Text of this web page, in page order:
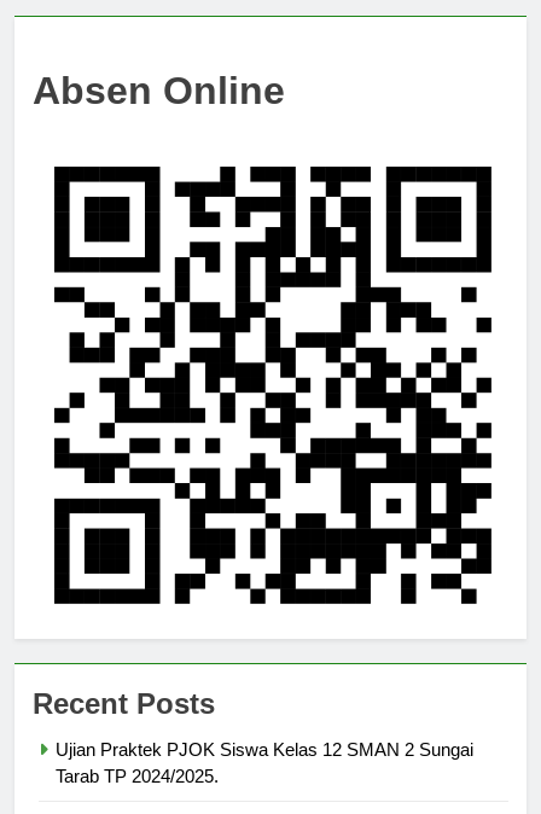
Absen Online
Recent Posts
Ujian Praktek PJOK Siswa Kelas 12 SMAN 2 Sungai
Tarab TP 2024/2025.